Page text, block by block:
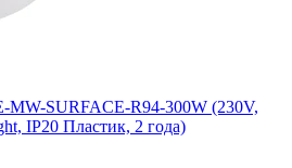
MW-SURFACE-R94-300W (230V,
IP20 Пластик, 2 года)